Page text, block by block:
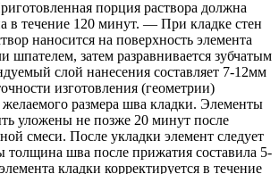
порция раствора должна
в течение 120 минут. — При кладке стен
наносится на поверхность элемента
шпателем, затем разравнивается зубчатым
слой нанесения составляет 7-12мм
изготовления (геометрии)
желаемого размера шва кладки. Элементы
уложены не позже 20 минут после
смеси. После укладки элемент следует
толщина шва после прижатия составила 5-
кладки корректируется в течение